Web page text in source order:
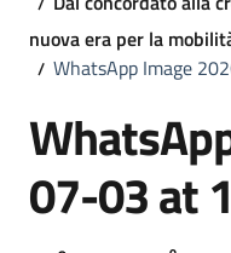
nuova era per la
WhatsApp Image
07-03 at